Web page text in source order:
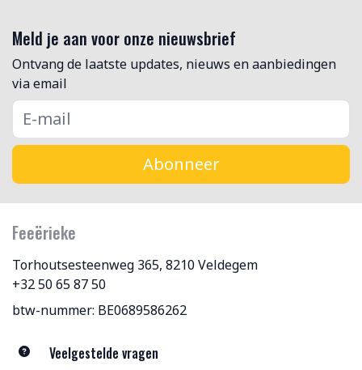
Meld je aan voor onze nieuwsbrief
Ontvang de laatste updates, nieuws en aanbiedingen
via email
Abonneer
Feeërieke
Torhoutsesteenweg 365, 8210 Veldegem
+32 50 65 87 50
btw-nummer: BE0689586262
Veelgestelde vragen